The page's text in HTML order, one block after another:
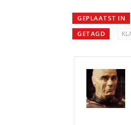
GEPLAATST IN
GETAGD